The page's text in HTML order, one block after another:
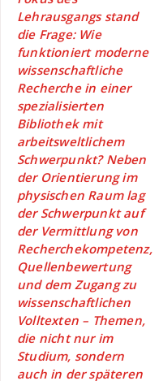
Lehrausgangs stand
die Frage: Wie
funktioniert moderne
wissenschaftliche
Recherche in einer
spezialisierten
Bibliothek mit
arbeitsweltlichem
Schwerpunkt? Neben
der Orientierung im
physischen Raum lag
der Schwerpunkt auf
der Vermittlung von
Recherchekompetenz,
Quellenbewertung
und dem Zugang zu
wissenschaftlichen
Volltexten – Themen,
die nicht nur im
Studium, sondern
auch in der späteren